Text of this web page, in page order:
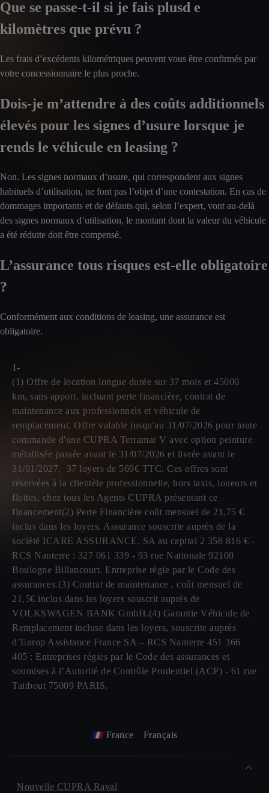
Que se passe-t-il si je fais plusd e
kilomètres que prévu ?
Les frais d’excédents kilométriques peuvent vous être confirmés par
votre concessionnaire le plus proche.
Dois-je m’attendre à des coûts additionnels
élevés pour les signes d’usure lorsque je
rends le véhicule en leasing ?
Non. Les signes normaux d’usure, qui correspondent aux signes
habituels d’utilisation, ne font pas l’objet d’une contestation. En cas de
dommages importants et de défauts qui, selon l’expert, vont au-delà
des signes normaux d’utilisation, le montant dont la valeur du véhicule
a été réduite doit être compensé.
L’assurance tous risques est-elle obligatoire
?
Conformément aux conditions de leasing, une assurance est
obligatoire.
1-
(1) Offre de location longue durée sur 37 mois et 45000
km, sans apport, incluant perte financière, contrat de
maintenance aux professionnels et véhicule de
remplacement. Offre valable jusqu'au 31/07/2026 pour toute
commande d'une CUPRA Terramar V avec option peinture
métallisée passée avant le 31/07/2026 et livrée avant le
31/01/2027, 37 loyers de 569€ TTC. Ces offres sont
réservées à la clientèle professionnelle, hors taxis, loueurs et
flottes, chez tous les Agents CUPRA présentant ce
financement(2) Perte Financière coût mensuel de 21,75 €
inclus dans les loyers. Assurance souscrite auprès de la
société ICARE ASSURANCE, SA au capital 2 358 816 € -
RCS Nanterre : 327 061 339 - 93 rue Nationale 92100
Boulogne Billancourt. Entreprise régie par le Code des
assurances.(3) Contrat de maintenance , coût mensuel de
21,5€ inclus dans les loyers souscrit auprès de
VOLKSWAGEN BANK GmbH.(4) Garantie Véhicule de
Remplacement incluse dans les loyers, souscrite auprès
d’Europ Assistance France SA – RCS Nanterre 451 366
405 : Entreprises régies par le Code des assurances et
soumises à l’Autorité de Contrôle Prudentiel (ACP) - 61 rue
Taitbout 75009 PARIS.
France Français
Nouvelle CUPRA Raval